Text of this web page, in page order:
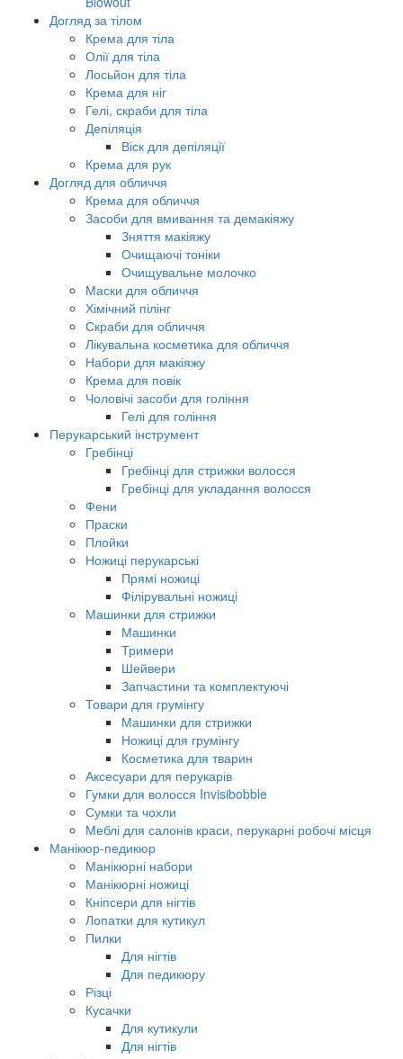
Догляд за тілом
Крема для тіла
Олії для тіла
Лосьйон для тіла
Крема для ніг
Гелі, скраби для тіла
Депіляція
Віск для депіляції
Крема для рук
Догляд для обличчя
Крема для обличчя
Засоби для вмивання та демакіяжу
Зняття макіяжу
Очищаючі тоніки
Очищувальне молочко
Маски для обличчя
Хімічний пілінг
Скраби для обличчя
Лікувальна косметика для обличчя
Набори для макіяжу
Крема для повік
Чоловічі засоби для гоління
Гелі для гоління
Перукарський інструмент
Гребінці
Гребінці для стрижки волосся
Гребінці для укладання волосся
Фени
Праски
Плойки
Ножиці перукарські
Прямі ножиці
Філірувальні ножиці
Машинки для стрижки
Машинки
Тримери
Шейвери
Запчастини та комплектуючі
Товари для грумінгу
Машинки для стрижки
Ножиці для грумінгу
Косметика для тварин
Аксесуари для перукарів
Гумки для волосся Invisibobble
Сумки та чохли
Меблі для салонів краси, перукарні робочі місця
Манікюр-педикюр
Манікюрні набори
Манікюрні ножиці
Кніпсери для нігтів
Лопатки для кутикул
Пилки
Для нігтів
Для педикюру
Різці
Кусачки
Для кутикули
Для нігтів